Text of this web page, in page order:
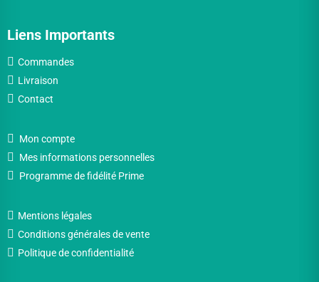
Liens Importants
Commandes
Livraison
Contact
Mon compte
Mes informations personnelles
Programme de fidélité Prime
Mentions légales
Conditions générales de vente
Politique de confidentialité